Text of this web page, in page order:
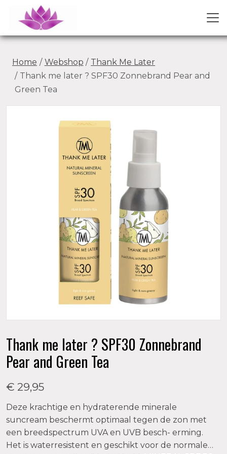
Home Webshop
Thank Me Later
Thank me later ? SPF30 Zonnebrand Pear and
Green Tea
Thank me later ? SPF30 Zonnebrand
Pear and Green Tea
€ 29,95
Deze krachtige en hydraterende minerale
suncream beschermt optimaal tegen de zon met
een breedspectrum UVA en UVB besch- erming.
Het is waterresistent en geschikt voor de normale